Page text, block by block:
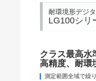
耐環境形デジ
LG100シリ
クラス最高水
高精度、耐環
測定範囲全域で繰